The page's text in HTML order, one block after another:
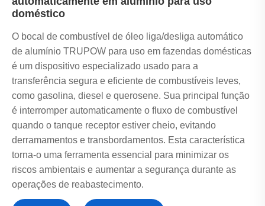
doméstico
O bocal de combustível de óleo liga/desliga automático
de alumínio TRUPOW para uso em fazendas domésticas
é um dispositivo especializado usado para a
transferência segura e eficiente de combustíveis leves,
como gasolina, diesel e querosene. Sua principal função
é interromper automaticamente o fluxo de combustível
quando o tanque receptor estiver cheio, evitando
derramamentos e transbordamentos. Esta característica
torna-o uma ferramenta essencial para minimizar os
riscos ambientais e aumentar a segurança durante as
operações de reabastecimento.